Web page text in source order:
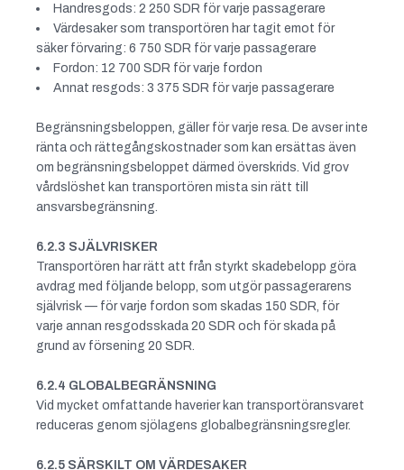
Handresgods: 2 250 SDR för varje passagerare
Värdesaker som transportören har tagit emot för
säker förvaring: 6 750 SDR för varje passagerare
Fordon: 12 700 SDR för varje fordon
Annat resgods: 3 375 SDR för varje passagerare
Begränsningsbeloppen, gäller för varje resa. De avser inte
ränta och rättegångskostnader som kan ersättas även
om begränsningsbeloppet därmed överskrids. Vid grov
vårdslöshet kan transportören mista sin rätt till
ansvarsbegränsning.
6.2.3 SJÄLVRISKER
Transportören har rätt att från styrkt skadebelopp göra
avdrag med följande belopp, som utgör passagerarens
självrisk — för varje fordon som skadas 150 SDR, för
varje annan resgodsskada 20 SDR och för skada på
grund av försening 20 SDR.
6.2.4 GLOBALBEGRÄNSNING
Vid mycket omfattande haverier kan transportöransvaret
reduceras genom sjölagens globalbegränsningsregler.
6.2.5 SÄRSKILT OM VÄRDESAKER